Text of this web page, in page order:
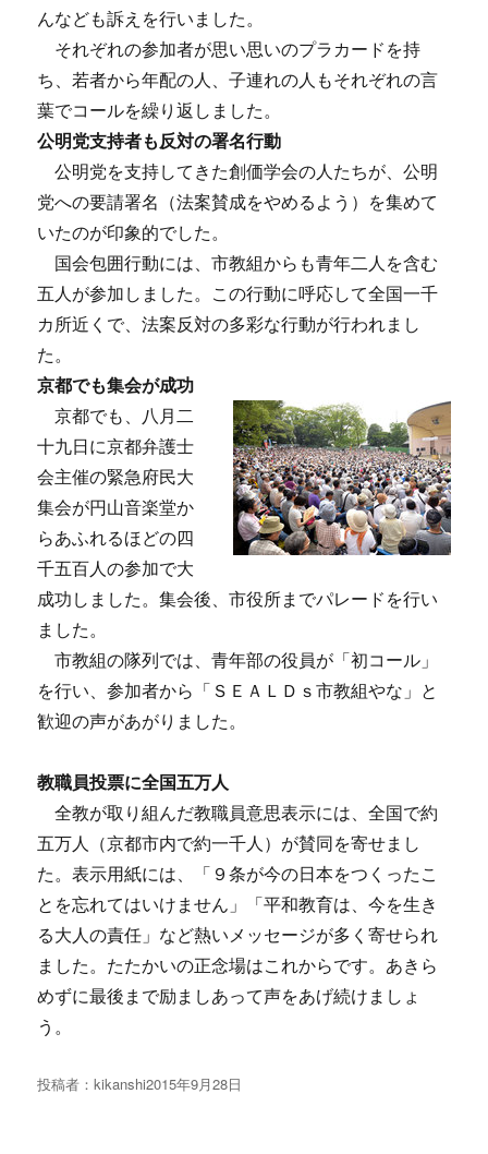
んなども訴えを行いました。
それぞれの参加者が思い思いのプラカードを持
ち、若者から年配の人、子連れの人もそれぞれの言
葉でコールを繰り返しました。
公明党支持者も反対の署名行動
公明党を支持してきた創価学会の人たちが、公明
党への要請署名（法案賛成をやめるよう）を集めて
いたのが印象的でした。
国会包囲行動には、市教組からも青年二人を含む
五人が参加しました。この行動に呼応して全国一千
カ所近くで、法案反対の多彩な行動が行われまし
た。
京都でも集会が成功
京都でも、八月二
十九日に京都弁護士
会主催の緊急府民大
集会が円山音楽堂か
らあふれるほどの四
千五百人の参加で大
成功しました。集会後、市役所までパレードを行い
ました。
市教組の隊列では、青年部の役員が「初コール」
を行い、参加者から「ＳＥＡＬＤｓ市教組やな」と
歓迎の声があがりました。
教職員投票に全国五万人
全教が取り組んだ教職員意思表示には、全国で約
五万人（京都市内で約一千人）が賛同を寄せまし
た。表示用紙には、「９条が今の日本をつくったこ
とを忘れてはいけません」「平和教育は、今を生き
る大人の責任」など熱いメッセージが多く寄せられ
ました。たたかいの正念場はこれからです。あきら
めずに最後まで励ましあって声をあげ続けましょ
う。
投稿者：kikanshi投
2015年9月28日